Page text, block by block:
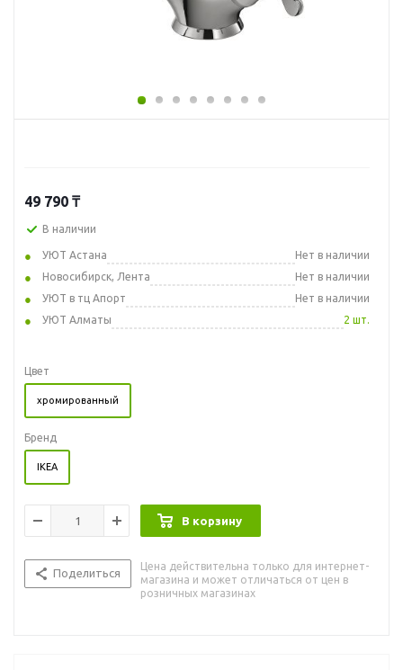
49 790 ₸
В наличии
УЮТ Астана
Нет в наличии
Новосибирск, Лента
Нет в наличии
УЮТ в тц Апорт
Нет в наличии
УЮТ Алматы
2 шт.
Цвет
хромированный
Бренд
IKEA
В корзину
Поделиться
Цена действительна только для интернет-
магазина и может отличаться от цен в
розничных магазинах